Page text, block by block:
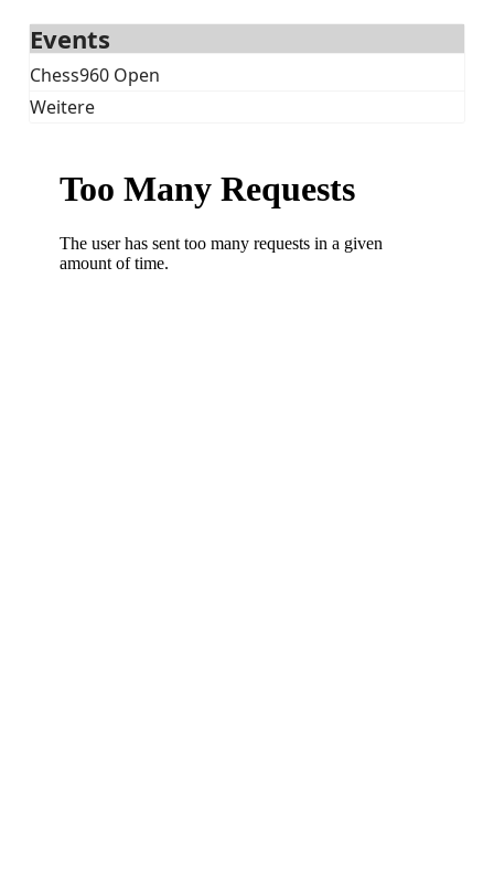
Events
Chess960 Open
Weitere